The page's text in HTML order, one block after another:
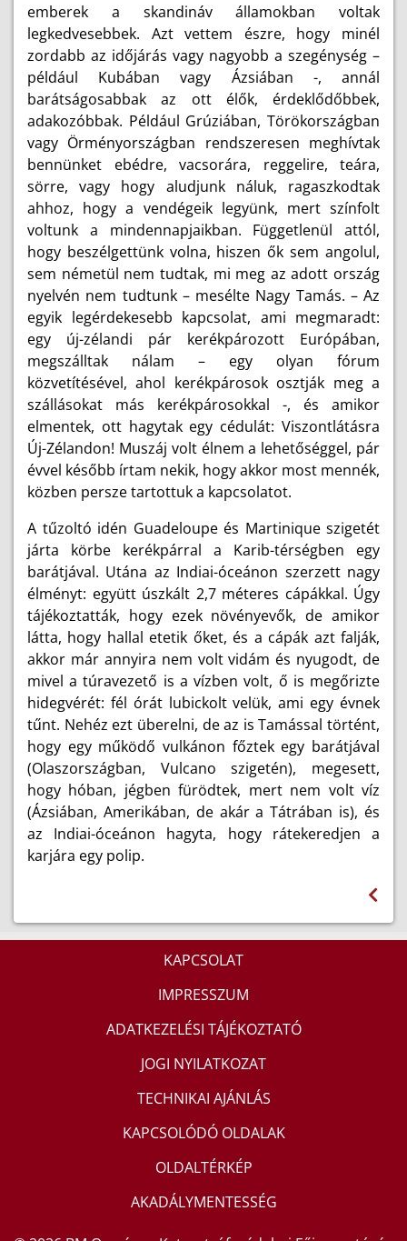
emberek a skandináv államokban voltak
legkedvesebbek. Azt vettem észre, hogy minél
zordabb az időjárás vagy nagyobb a szegénység –
például Kubában vagy Ázsiában -, annál
barátságosabbak az ott élők, érdeklődőbbek,
adakozóbbak. Például Grúziában, Törökországban
vagy Örményországban rendszeresen meghívtak
bennünket ebédre, vacsorára, reggelire, teára,
sörre, vagy hogy aludjunk náluk, ragaszkodtak
ahhoz, hogy a vendégeik legyünk, mert színfolt
voltunk a mindennapjaikban. Függetlenül attól,
hogy beszélgettünk volna, hiszen ők sem angolul,
sem németül nem tudtak, mi meg az adott ország
nyelvén nem tudtunk – mesélte Nagy Tamás. – Az
egyik legérdekesebb kapcsolat, ami megmaradt:
egy új-zélandi pár kerékpározott Európában,
megszálltak nálam – egy olyan fórum
közvetítésével, ahol kerékpárosok osztják meg a
szállásokat más kerékpárosokkal -, és amikor
elmentek, ott hagytak egy cédulát: Viszontlátásra
Új-Zélandon! Muszáj volt élnem a lehetőséggel, pár
évvel később írtam nekik, hogy akkor most mennék,
közben persze tartottuk a kapcsolatot.
A tűzoltó idén Guadeloupe és Martinique szigetét
járta körbe kerékpárral a Karib-térségben egy
barátjával. Utána az Indiai-óceánon szerzett nagy
élményt: együtt úszkált 2,7 méteres cápákkal. Úgy
tájékoztatták, hogy ezek növényevők, de amikor
látta, hogy hallal etetik őket, és a cápák azt falják,
akkor már annyira nem volt vidám és nyugodt, de
mivel a túravezető is a vízben volt, ő is megőrizte
hidegvérét: fél órát lubickolt velük, ami egy évnek
tűnt. Nehéz ezt überelni, de az is Tamással történt,
hogy egy működő vulkánon főztek egy barátjával
(Olaszországban, Vulcano szigetén), megesett,
hogy hóban, jégben fürödtek, mert nem volt víz
(Ázsiában, Amerikában, de akár a Tátrában is), és
az Indiai-óceánon hagyta, hogy rátekeredjen a
karjára egy polip.
KAPCSOLAT
IMPRESSZUM
ADATKEZELÉSI TÁJÉKOZTATÓ
JOGI NYILATKOZAT
TECHNIKAI AJÁNLÁS
KAPCSOLÓDÓ OLDALAK
OLDALTÉRKÉP
AKADÁLYMENTESSÉG